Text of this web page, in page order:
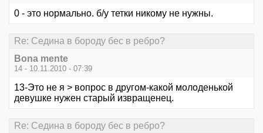
0 - это нормально. б/у тетки никому не нужны.
Re: Седина в бороду бес в ребро?
Bona mente
14 - 10.11.2010 - 07:39
13-Это не я > вопрос в другом-какой молоденькой
девушке нужен старый извращенец.
Re: Седина в бороду бес в ребро?